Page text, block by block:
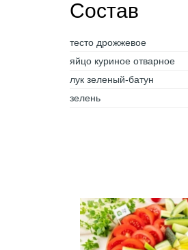
Состав
тесто дрожжевое
яйцо куриное отварное
лук зеленый-батун
зелень